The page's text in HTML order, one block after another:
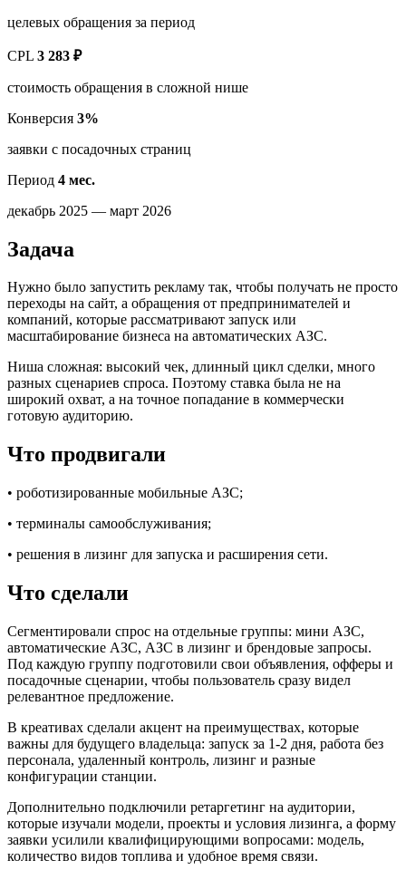
целевых обращения за период
CPL 3 283 ₽
стоимость обращения в сложной нише
Конверсия 3%
заявки с посадочных страниц
Период 4 мес.
декабрь 2025 — март 2026
Задача
Нужно было запустить рекламу так, чтобы получать не просто
переходы на сайт, а обращения от предпринимателей и
компаний, которые рассматривают запуск или
масштабирование бизнеса на автоматических АЗС.
Ниша сложная: высокий чек, длинный цикл сделки, много
разных сценариев спроса. Поэтому ставка была не на
широкий охват, а на точное попадание в коммерчески
готовую аудиторию.
Что продвигали
• роботизированные мобильные АЗС;
• терминалы самообслуживания;
• решения в лизинг для запуска и расширения сети.
Что сделали
Сегментировали спрос на отдельные группы: мини АЗС,
автоматические АЗС, АЗС в лизинг и брендовые запросы.
Под каждую группу подготовили свои объявления, офферы и
посадочные сценарии, чтобы пользователь сразу видел
релевантное предложение.
В креативах сделали акцент на преимуществах, которые
важны для будущего владельца: запуск за 1-2 дня, работа без
персонала, удаленный контроль, лизинг и разные
конфигурации станции.
Дополнительно подключили ретаргетинг на аудитории,
которые изучали модели, проекты и условия лизинга, а форму
заявки усилили квалифицирующими вопросами: модель,
количество видов топлива и удобное время связи.